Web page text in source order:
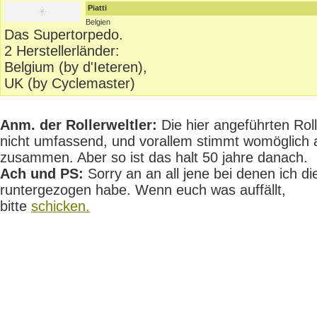
Piatti
Belgien
Das Supertorpedo.
2 Herstellerländer:
Belgium (by d'Ieteren),
UK (by Cyclemaster)
Anm. der Rollerweltler: Die hier angeführten
nicht umfassend, und vorallem stimmt womöglich
zusammen. Aber so ist das halt 50 jahre danach.
Ach und PS: Sorry an an all jene bei denen ich
runtergezogen habe. Wenn euch was auffällt,
bitte schicken.